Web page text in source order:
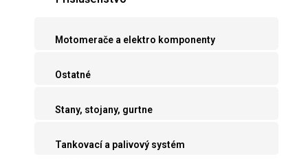
Motomerače a elektro komponenty
Ostatné
Stany, stojany, gurtne
Tankovací a palivový systém